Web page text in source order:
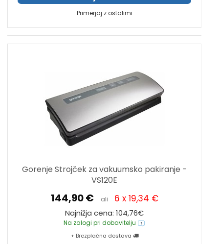
Primerjaj z ostalimi
Gorenje Strojček za vakuumsko pakiranje -
VS120E
144,90 € ali 6 x 19,34 €
Najnižja cena: 104,76€
Na zalogi pri dobavitelju
+ Brezplačna dostava